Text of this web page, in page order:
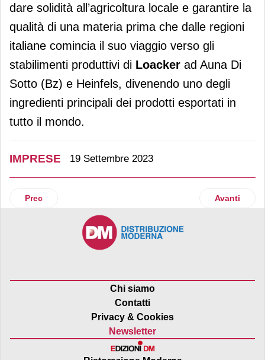
dare solidità all’agricoltura locale e garantire la
qualità di una materia prima che dalle regioni
italiane comincia il suo viaggio verso gli
stabilimenti produttivi di Loacker ad Auna Di
Sotto (Bz) e Heinfels, divenendo uno degli
ingredienti principali dei prodotti esportati in
tutto il mondo.
IMPRESE 19 Settembre 2023
Articolo precedente: Rovagnati: 11 milioni di investimento
Prec Articolo
Avanti
Chi siamo
Contatti
Privacy & Cookies
Newsletter